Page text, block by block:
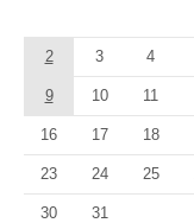
2 3 4
9 10 11
16 17 18
23 24 25
30 31